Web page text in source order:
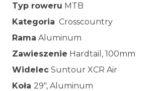
Typ roweru MTB
Kategoria Crosscountry
Rama Aluminum
Zawieszenie Hardtail, 100mm
Widelec Suntour XCR Air
Koła 29″, Aluminum